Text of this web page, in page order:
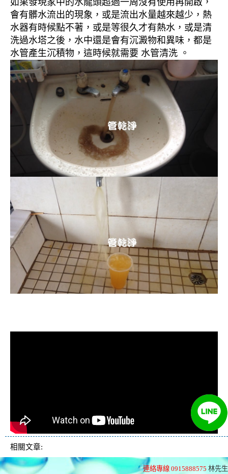
如果發現家中的水龍頭超過一周沒有使用再開啟，
會有髒水流出的現象，或是流出水量越來越少，熱
水器有時候點不著，或是等很久才有熱水，或是清
洗過水塔之後，水中還是會有沉澱物和異味，都是
水管產生沉積物，這時候就需要 水管清洗 。
相關文章:
連絡專線 0915888575 林先生